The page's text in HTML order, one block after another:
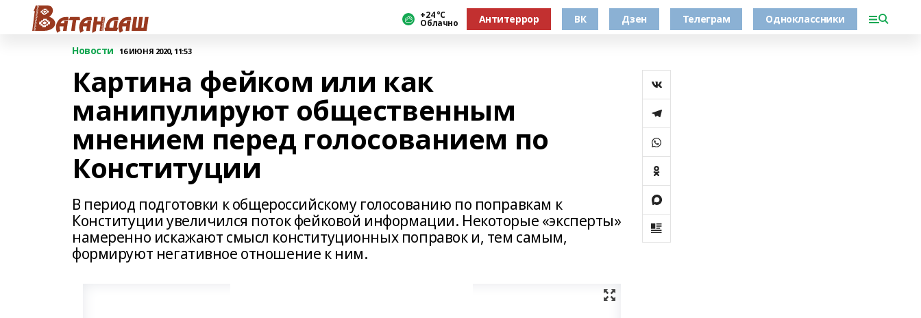
+24 °С
Облачно Антитеррор ВК Дзен Телеграм Одноклассники
Новости 16 ИЮНЯ 2020, 11:53
Картина фейком или как
манипулируют общественным
мнением перед голосованием по
Конституции
В период подготовки к общероссийскому голосованию по поправкам к
Конституции увеличился поток фейковой информации. Некоторые «эксперты»
намеренно искажают смысл конституционных поправок и, тем самым,
формируют негативное отношение к ним.